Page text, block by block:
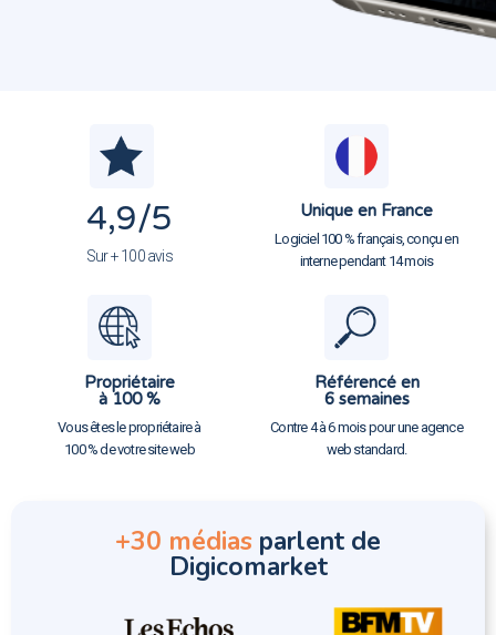
4,9/5
Sur + 100 avis
Unique en France
Logiciel 100 % français, conçu en
interne pendant 14 mois
Propriétaire
à 100 %
Vous êtes le propriétaire à
100 % de votre site web
Référencé en
6 semaines
Contre 4 à 6 mois pour une agence
web standard.
+30 médias parlent de
Digicomarket